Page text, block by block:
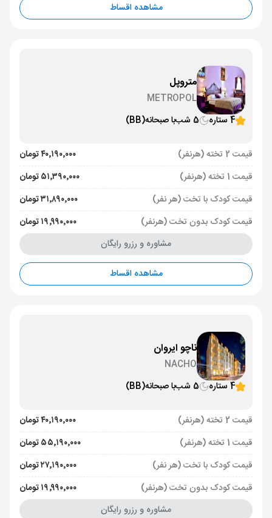
مشاهده اقساط
متروپل
METROPOL
4 ستاره
5 شب با صبحانه(BB)
قیمت 2 تخته (هرنفر)
۴۰٬۱۹۰٬۰۰۰ تومان
قیمت 1 تخته (هرنفر)
۵۱٬۳۹۰٬۰۰۰ تومان
قیمت کودک با تخت (هر نفر)
۳۱٬۸۹۰٬۰۰۰ تومان
قیمت کودک بدون تخت (هرنفر)
۱۹٬۹۹۰٬۰۰۰ تومان
مشاوره و رزرو رایگان
مشاهده اقساط
ناچو ایروان
NACHO
4 ستاره
5 شب با صبحانه(BB)
قیمت 2 تخته (هرنفر)
۴۰٬۱۹۰٬۰۰۰ تومان
قیمت 1 تخته (هرنفر)
۵۵٬۱۹۰٬۰۰۰ تومان
قیمت کودک با تخت (هر نفر)
۲۷٬۱۹۰٬۰۰۰ تومان
قیمت کودک بدون تخت (هرنفر)
۱۹٬۹۹۰٬۰۰۰ تومان
مشاوره و رزرو رایگان